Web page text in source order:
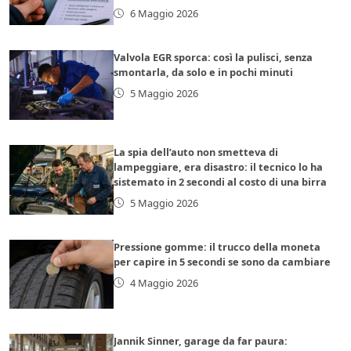
6 Maggio 2026
Valvola EGR sporca: così la pulisci, senza
smontarla, da solo e in pochi minuti
5 Maggio 2026
La spia dell’auto non smetteva di
lampeggiare, era disastro: il tecnico lo ha
sistemato in 2 secondi al costo di una birra
5 Maggio 2026
Pressione gomme: il trucco della moneta
per capire in 5 secondi se sono da cambiare
4 Maggio 2026
Jannik Sinner, garage da far paura: